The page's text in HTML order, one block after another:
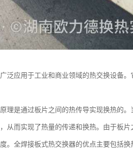
泛应用于工业和商业领域的热交换设备
理是通过板片之间的热传导实现换热的
从而实现了热量的传递和换热。由于板
。全焊接板式热交换器的优点主要包括